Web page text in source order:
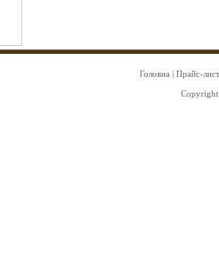
Головна | Прайс-лист